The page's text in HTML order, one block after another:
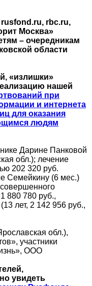
rusfond.ru, rbc.ru,
Москва»
– очередникам
области
«излишки»
нашей
при
и интернета
для оказания
людям
Дарине Панковой
обл.); лечение
202 320 руб.
Семейкину (6 мес.)
880 780 руб.,
лет, 2 142 956 руб.,
обл.),
участники
ООО
увидеть